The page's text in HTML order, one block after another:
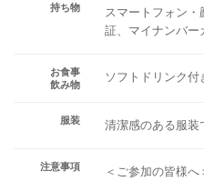
持ち物
スマートフォン
証、マイナンバー
お食事
飲み物
ソフトドリンク付
服装 清潔感のある服装
注意事項
＜ご参加の皆様へ